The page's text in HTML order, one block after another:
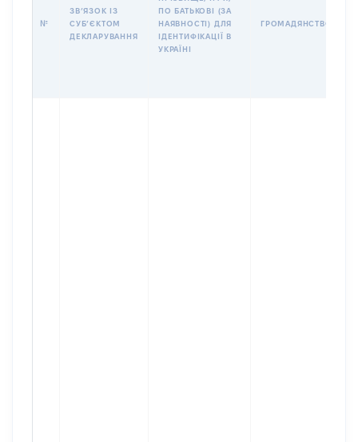
№
ЗВʼЯЗОК ІЗ
СУБʼЄКТОМ
ДЕКЛАРУВАННЯ
ПО БАТЬКОВІ (ЗА
НАЯВНОСТІ) ДЛЯ
ІДЕНТИФІКАЦІЇ В
УКРАЇНІ
ГРОМАДЯНСТВО